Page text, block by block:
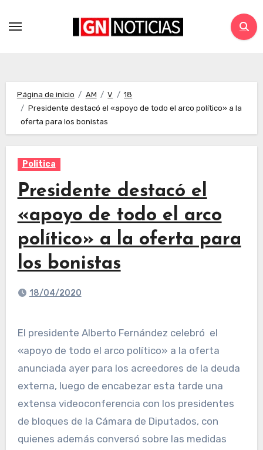
Página de inicio AM V
18
Presidente destacó el «apoyo de todo el arco político» a la
oferta para los bonistas
Politica
Presidente destacó el
«apoyo de todo el arco
político» a la oferta para
los bonistas
18/04/2020
El presidente Alberto Fernández celebró el
«apoyo de todo el arco político» a la oferta
anunciada ayer para los acreedores de la deuda
externa, luego de encabezar esta tarde una
extensa videoconferencia con los presidentes
de bloques de la Cámara de Diputados, con
quienes además conversó sobre las medidas